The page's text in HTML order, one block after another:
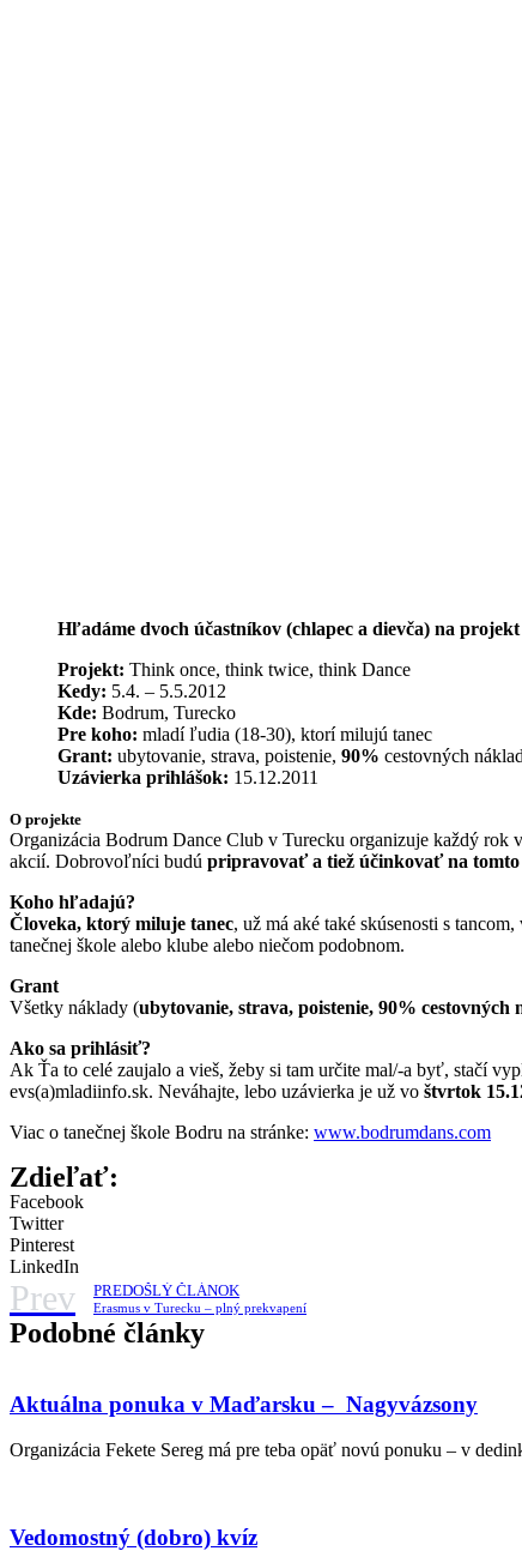
Hľadáme dvoch účastníkov (chlapec a dievča) na
Projekt: Think once, think twice, think Dance
Kedy: 5.4. – 5.5.2012
Kde: Bodrum, Turecko
Pre koho: mladí ľudia (18-30), ktorí milujú tanec
Grant: ubytovanie, strava, poistenie, 90% cestovných
Uzávierka prihlášok: 15.12.2011
O projekte
Organizácia Bodrum Dance Club v Turecku organizuje každý rok
akcií. Dobrovoľníci budú pripravovať a tiež účinkovať na tomto
Koho hľadajú?
Človeka, ktorý miluje tanec, už má aké také skúsenosti s
tanečnej škole alebo klube alebo niečom podobnom.
Grant
Všetky náklady (ubytovanie, strava, poistenie, 90% cestovných
Ako sa prihlásiť?
Ak Ťa to celé zaujalo a vieš, žeby si tam určite mal/-a byť, stačí
evs(a)mladiinfo.sk. Neváhajte, lebo uzávierka je už vo štvrtok
Viac o tanečnej škole Bodru na stránke: www.bodrumdans.com
Zdieľať:
Facebook
Twitter
Pinterest
LinkedIn
Prev PREDOŠLÝ ČLÁNOK
Erasmus v Turecku – plný prekvapení
Podobné články
Aktuálna ponuka v Maďarsku – Nagyvázsony
Organizácia Fekete Sereg má pre teba opäť novú ponuku – v
Vedomostný (dobro) kvíz